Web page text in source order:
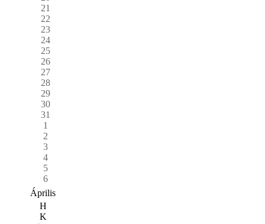
21
22
23
24
25
26
27
28
29
30
31
1
2
3
4
5
6
Április
H
K